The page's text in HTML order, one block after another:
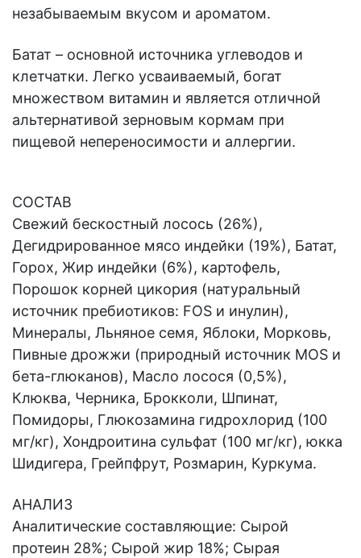
незабываемым вкусом и ароматом.
Батат – основной источника углеводов и
клетчатки. Легко усваиваемый, богат
множеством витамин и является отличной
альтернативой зерновым кормам при
пищевой непереносимости и аллергии.
СОСТАВ
Свежий бескостный лосось (26%),
Дегидрированное мясо индейки (19%), Батат,
Горох, Жир индейки (6%), картофель,
Порошок корней цикория (натуральный
источник пребиотиков: FOS и инулин),
Минералы, Льняное семя, Яблоки, Морковь,
Пивные дрожжи (природный источник MOS и
бета-глюканов), Масло лосося (0,5%),
Клюква, Черника, Брокколи, Шпинат,
Помидоры, Глюкозамина гидрохлорид (100
мг/кг), Хондроитина сульфат (100 мг/кг), юкка
Шидигера, Грейпфрут, Розмарин, Куркума.
АНАЛИЗ
Аналитические составляющие: Сырой
протеин 28%; Сырой жир 18%; Сырая